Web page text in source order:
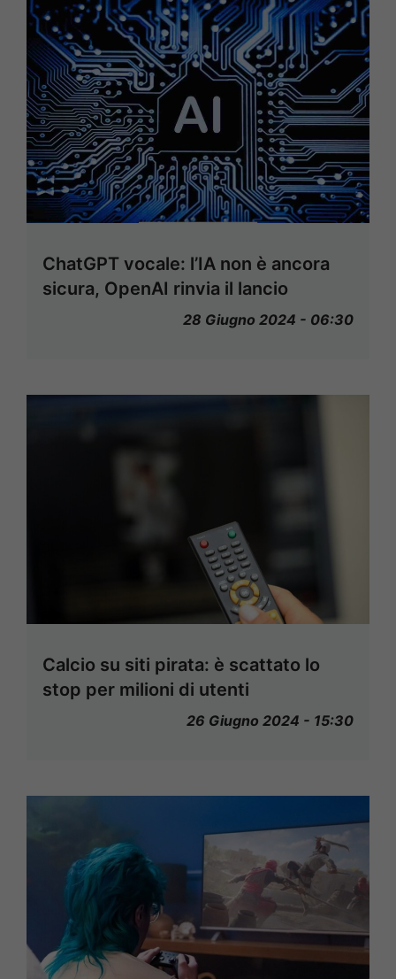
ChatGPT vocale: l’IA non è ancora
sicura, OpenAI rinvia il lancio
28 Giugno 2024 - 06:30
Calcio su siti pirata: è scattato lo
stop per milioni di utenti
26 Giugno 2024 - 15:30